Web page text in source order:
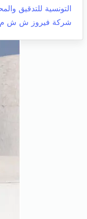
التونسية للتدقيق
شركة فيروز ش ش